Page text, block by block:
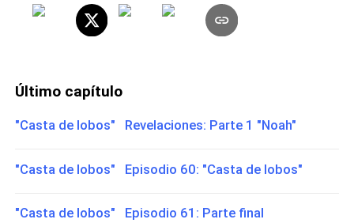
Último capítulo
"Casta de lobos" Revelaciones: Parte 1 "Noah"
"Casta de lobos" Episodio 60: "Casta de lobos"
"Casta de lobos" Episodio 61: Parte final